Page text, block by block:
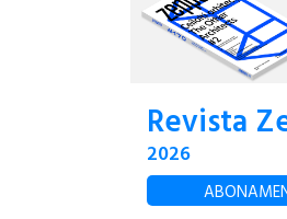
Revista
2026